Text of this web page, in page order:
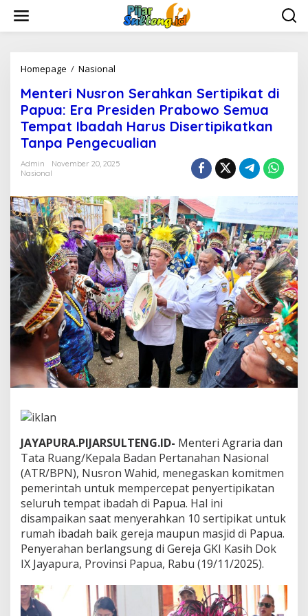
w
Homepage / Nasional
n
t
e
r
i
u
o
n
S
e
r
a
h
k
a
n
S
e
r
t
i
p
i
P
a
p
u
a
:
E
r
P
e
Menteri Nusron Serahkan Sertipikat di
Papua: Era Presiden Prabowo Semua
Tempat Ibadah Harus Disertipikatkan
Tanpa Pengecualian
Admin
November 20, 2025
Nasional
JAYAPURA.PIJARSULTENG.ID- Menteri Agraria dan
Tata Ruang/Kepala Badan Pertanahan Nasional
(ATR/BPN), Nusron Wahid, menegaskan komitmen
pemerintah untuk mempercepat penyertipikatan
seluruh tempat ibadah di Papua. Hal ini
disampaikan saat menyerahkan 10 sertipikat untuk
rumah ibadah baik gereja maupun masjid di Papua.
Penyerahan berlangsung di Gereja GKI Kasih Dok
IX Jayapura, Provinsi Papua, Rabu (19/11/2025).